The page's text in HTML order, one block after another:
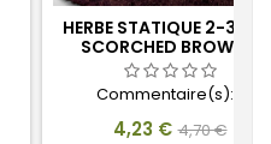
HERBE STATIQUE 2-
SCORCHED BROWN -
200ML
Commentaire(s):
Prix
4,23 € Prix
4,70 €